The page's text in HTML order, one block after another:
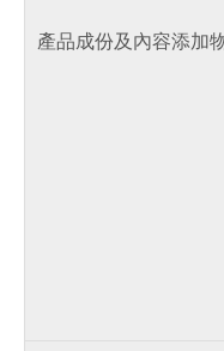
產品成份及內容添加